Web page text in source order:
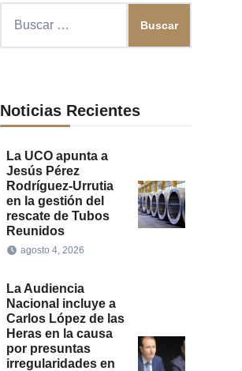
Noticias Recientes
La UCO apunta a
Jesús Pérez
Rodríguez-Urrutia
en la gestión del
rescate de Tubos
Reunidos
agosto 4, 2026
La Audiencia
Nacional incluye a
Carlos López de las
Heras en la causa
por presuntas
irregularidades en